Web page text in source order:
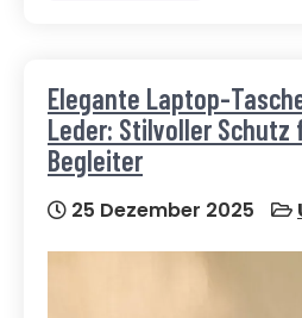
Elegante Laptop-
Leder: Stilvoller
Begleiter
25 Dezember 2025